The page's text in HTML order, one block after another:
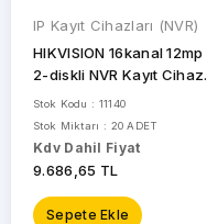
IP Kayıt Cihazları (NVR)
HIKVISION 16kanal 12mp
2-diskli NVR Kayıt Cihazı
DS-7616NXI-K2
Stok Kodu : 11140
Stok Miktarı : 20 ADET
Kdv Dahil Fiyat
9.686,65 TL
Sepete Ekle